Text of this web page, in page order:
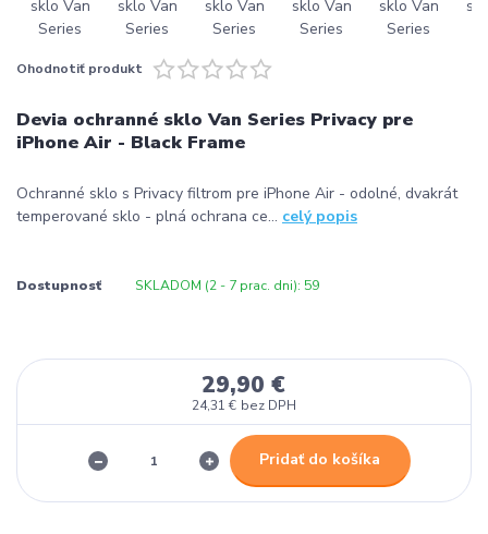
Ohodnotiť produkt
Devia ochranné sklo Van Series Privacy pre
iPhone Air - Black Frame
Ochranné sklo s Privacy filtrom pre iPhone Air - odolné, dvakrát
temperované sklo - plná ochrana ce... celý popis
Dostupnosť SKLADOM (2 - 7 prac. dni): 59
29,90 €
24,31 € bez DPH
Pridať do košíka